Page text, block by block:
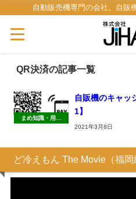
自動販売機専門の会社。自販
QR決済の記事一覧
まめ知識・用語
自販機のキャッ
1】
2021年3月8日
ど冷えもん The Movie（福